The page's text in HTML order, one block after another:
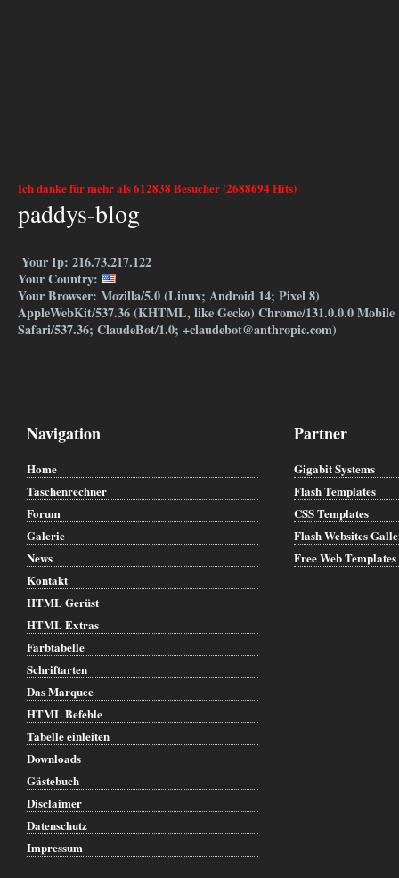
Ich danke für mehr als 612838 Besucher (2688694 Hits)
paddys-blog
Your Ip: 216.73.217.122
Your Country:
Your Browser: Mozilla/5.0 (Linux; Android 14; Pixel 8)
AppleWebKit/537.36 (KHTML, like Gecko) Chrome/131.0.0.0 Mobile
Safari/537.36; ClaudeBot/1.0; +claudebot@anthropic.com)
Navigation
Home
Taschenrechner
Forum
Galerie
News
Kontakt
HTML Gerüst
HTML Extras
Farbtabelle
Schriftarten
Das Marquee
HTML Befehle
Tabelle einleiten
Downloads
Gästebuch
Disclaimer
Datenschutz
Impressum
Partner
Gigabit Systems
Flash Templates
CSS Templates
Flash Websites
Free Web Templates